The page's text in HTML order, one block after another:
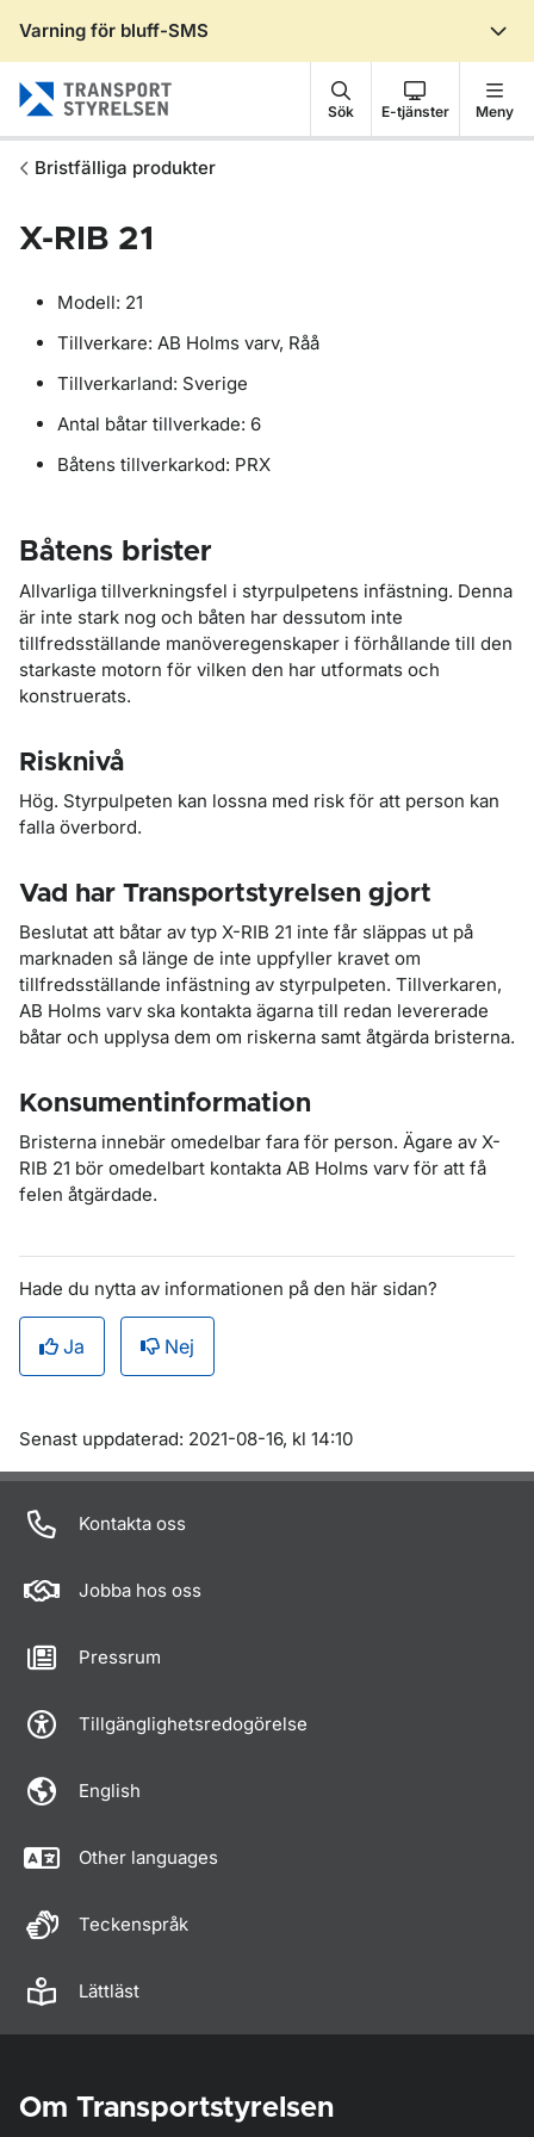
Varning för bluff-SMS
Sök E-tjänster Meny
Bristfälliga produkter
X-RIB 21
Modell: 21
Tillverkare: AB Holms varv, Råå
Tillverkarland: Sverige
Antal båtar tillverkade: 6
Båtens tillverkarkod: PRX
Båtens brister
Allvarliga tillverkningsfel i styrpulpetens infästning. Denna
är inte stark nog och båten har dessutom inte
tillfredsställande manöveregenskaper i förhållande till den
starkaste motorn för vilken den har utformats och
konstruerats.
Risknivå
Hög. Styrpulpeten kan lossna med risk för att person kan
falla överbord.
Vad har Transportstyrelsen gjort
Beslutat att båtar av typ X-RIB 21 inte får släppas ut på
marknaden så länge de inte uppfyller kravet om
tillfredsställande infästning av styrpulpeten. Tillverkaren,
AB Holms varv ska kontakta ägarna till redan levererade
båtar och upplysa dem om riskerna samt åtgärda bristerna.
Konsumentinformation
Bristerna innebär omedelbar fara för person. Ägare av X-
RIB 21 bör omedelbart kontakta AB Holms varv för att få
felen åtgärdade.
Hade du nytta av informationen på den här sidan?
Ja Nej
Om sidan
Senast uppdaterad: 2021-08-16, kl 14:10
Kontakta oss
Jobba hos oss
Pressrum
Tillgänglighetsredogörelse
English
Other languages
Teckenspråk
Lättläst
Om Transportstyrelsen